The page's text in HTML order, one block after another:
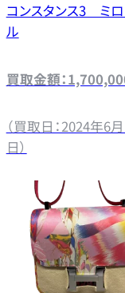
コンスタンス3 ミ
ル
買取金額：
（買取日：2024年6
日）